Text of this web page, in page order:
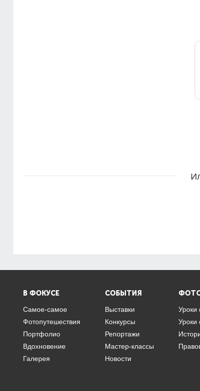
В ФОКУСЕ
Самое-самое
Фотопутешествия
Портфолио
Вдохновение
Галерея
СОБЫТИЯ
Выставки
Конкурсы
Репортажи
Мастер-классы
Новости
Уроки
Уроки